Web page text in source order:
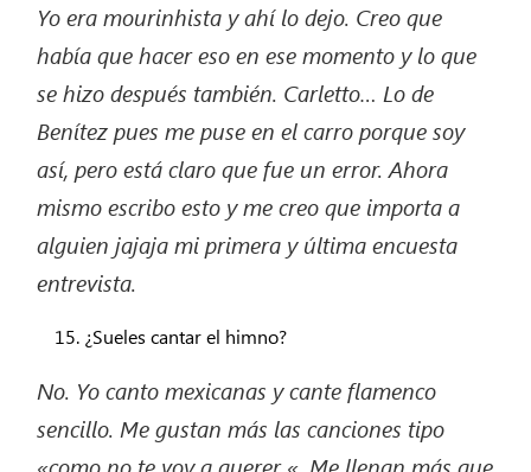
Yo era mourinhista y ahí lo dejo. Creo que
había que hacer eso en ese momento y lo que
se hizo después también. Carletto… Lo de
Benítez pues me puse en el carro porque soy
así, pero está claro que fue un error. Ahora
mismo escribo esto y me creo que importa a
alguienjajajami primera y última encuesta
entrevista.
¿Sueles cantar el himno?
No. Yo canto mexicanas y cante flamenco
sencillo. Me gustan más las canciones tipo